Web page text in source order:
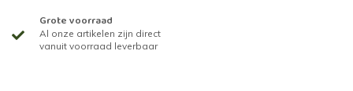
Grote voorraad
Al onze artikelen zijn direct
vanuit voorraad leverbaar